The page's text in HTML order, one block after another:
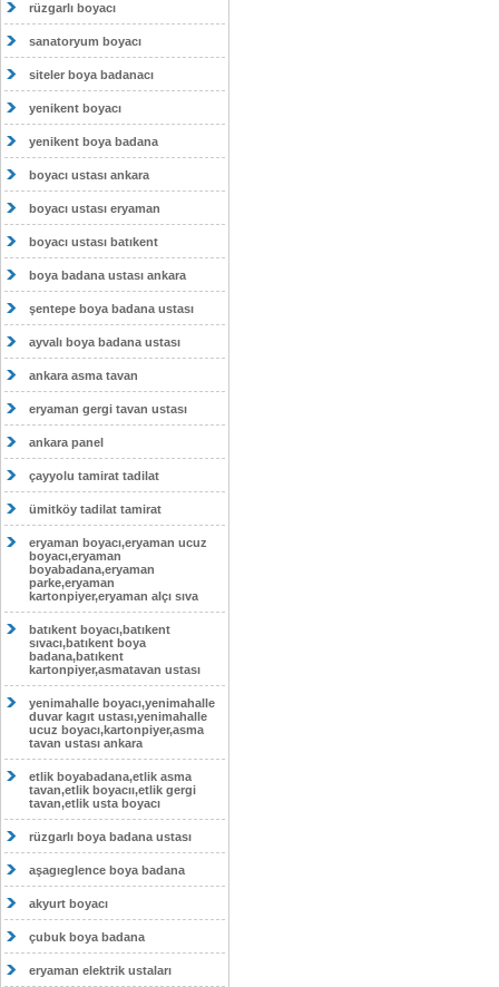
rüzgarlı boyacı
sanatoryum boyacı
siteler boya badanacı
yenikent boyacı
yenikent boya badana
boyacı ustası ankara
boyacı ustası eryaman
boyacı ustası batıkent
boya badana ustası ankara
şentepe boya badana ustası
ayvalı boya badana ustası
ankara asma tavan
eryaman gergi tavan ustası
ankara panel
çayyolu tamirat tadilat
ümitköy tadilat tamirat
eryaman boyacı,eryaman ucuz
boyacı,eryaman
boyabadana,eryaman
parke,eryaman
kartonpiyer,eryaman alçı sıva
batıkent boyacı,batıkent
sıvacı,batıkent boya
badana,batıkent
kartonpiyer,asmatavan ustası
yenimahalle boyacı,yenimahalle
duvar kagıt ustası,yenimahalle
ucuz boyacı,kartonpiyer,asma
tavan ustası ankara
etlik boyabadana,etlik asma
tavan,etlik boyacıı,etlik gergi
tavan,etlik usta boyacı
rüzgarlı boya badana ustası
aşagıeglence boya badana
akyurt boyacı
çubuk boya badana
eryaman elektrik ustaları